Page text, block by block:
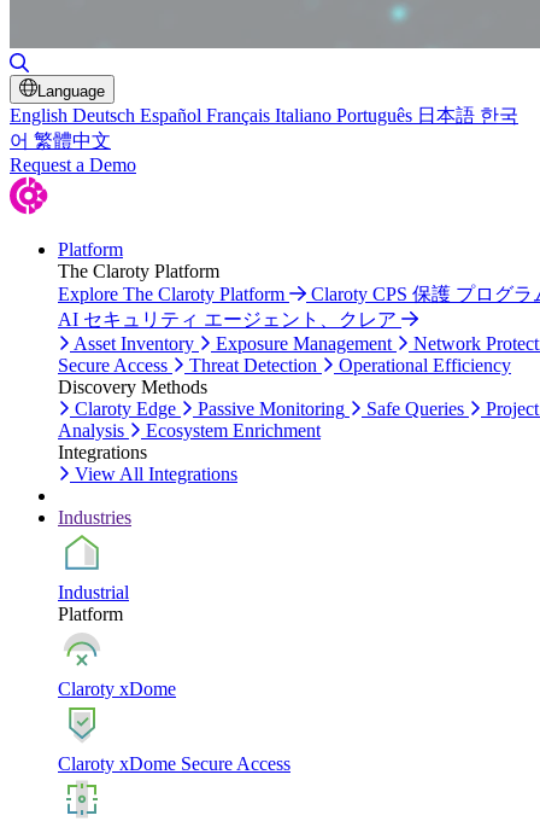
Language
English Deutsch Español Français Italiano Português 日本語 한국
어 繁體中文
Request a Demo
Platform
The Claroty Platform
Explore The Claroty Platform
Claroty CPS 保護 プログラ
AI セキュリティ エージェント、クレア
Asset Inventory
Exposure Management
Network
Secure Access
Threat Detection
Operational Efficiency
Discovery Methods
Claroty Edge
Passive Monitoring Safe Queries
Analysis
Ecosystem Enrichment
Integrations
View All Integrations
Industries
Industrial
Platform
Claroty xDome
Claroty xDome Secure Access